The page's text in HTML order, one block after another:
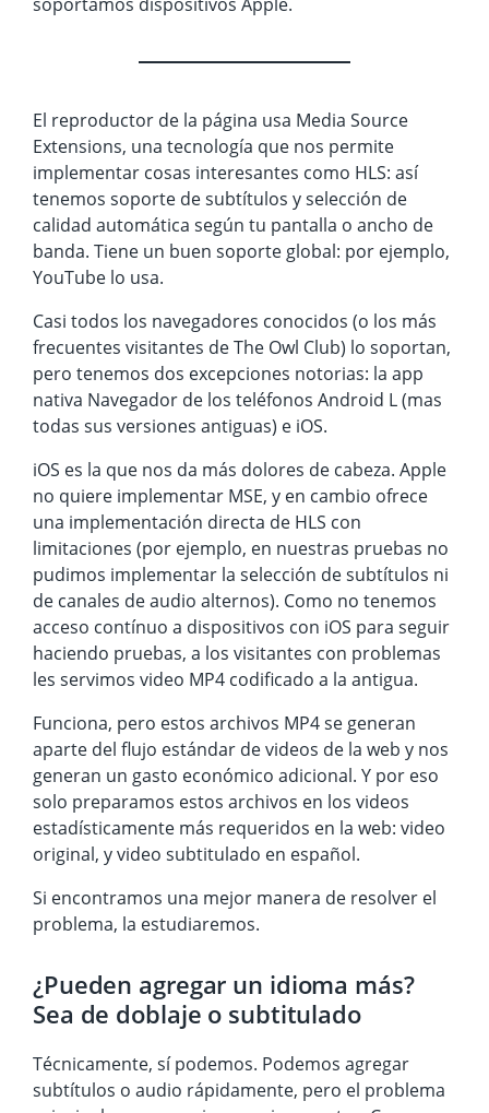
El reproductor de la página usa Media Source
Extensions, una tecnología que nos permite
implementar cosas interesantes como HLS: así
tenemos soporte de subtítulos y selección de
calidad automática según tu pantalla o ancho de
banda. Tiene un buen soporte global: por ejemplo,
YouTube lo usa.
Casi todos los navegadores conocidos (o los más
frecuentes visitantes de The Owl Club) lo soportan,
pero tenemos dos excepciones notorias: la app
nativa Navegador de los teléfonos Android L (mas
todas sus versiones antiguas) e iOS.
iOS es la que nos da más dolores de cabeza. Apple
no quiere implementar MSE, y en cambio ofrece
una implementación directa de HLS con
limitaciones (por ejemplo, en nuestras pruebas no
pudimos implementar la selección de subtítulos ni
de canales de audio alternos). Como no tenemos
acceso contínuo a dispositivos con iOS para seguir
haciendo pruebas, a los visitantes con problemas
les servimos video MP4 codificado a la antigua.
Funciona, pero estos archivos MP4 se generan
aparte del flujo estándar de videos de la web y nos
generan un gasto económico adicional. Y por eso
solo preparamos estos archivos en los videos
estadísticamente más requeridos en la web: video
original, y video subtitulado en español.
Si encontramos una mejor manera de resolver el
problema, la estudiaremos.
¿Pueden agregar un idioma más?
Sea de doblaje o subtitulado
Técnicamente, sí podemos. Podemos agregar
subtítulos o audio rápidamente, pero el problema